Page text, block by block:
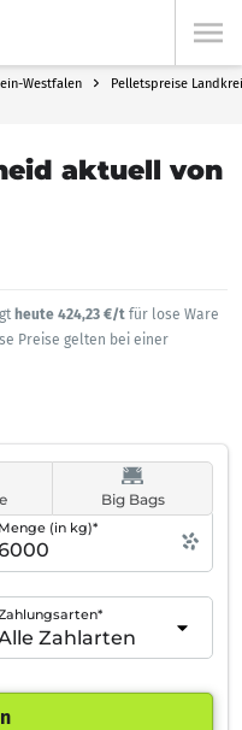
Westfalen Pelletspreise
aktuell von
heute 424,23 €/t für lose Ware
Preise gelten bei einer
Big Bags
Menge (in kg)*